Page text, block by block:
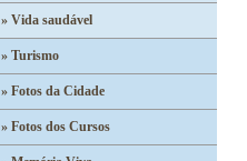
» Vida saudável
» Turismo
» Fotos da Cidade
» Fotos dos Cursos